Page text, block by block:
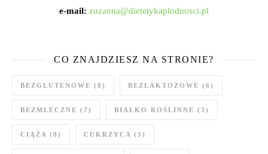
e-mail: zuzanna@dietetykaplodnosci.pl
CO ZNAJDZIESZ NA STRONIE?
BEZGLUTENOWE (8) BEZLAKTOZOWE (6)
BEZMLECZNE (7) BIAŁKO ROŚLINNE (3)
CIĄŻA (8) CUKRZYCA (3)